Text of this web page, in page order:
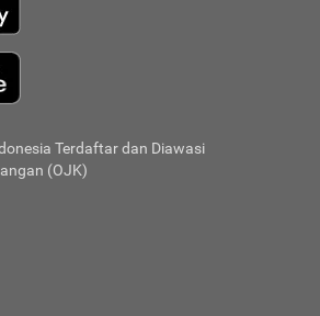
Terdaftar dan Diawasi
(OJK)